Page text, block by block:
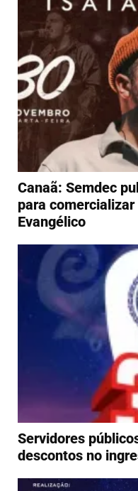
Canaã: Semdec
para
Evangélico
Servidores
descontos no